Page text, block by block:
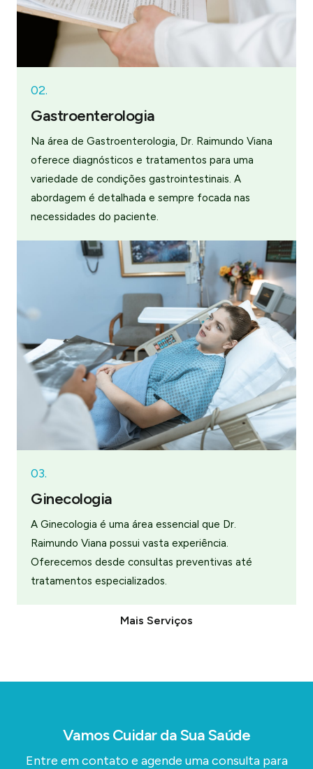
02.
Gastroenterologia
Na área de Gastroenterologia, Dr. Raimundo Viana
oferece diagnósticos e tratamentos para uma
variedade de condições gastrointestinais. A
abordagem é detalhada e sempre focada nas
necessidades do paciente.
03.
Ginecologia
A Ginecologia é uma área essencial que Dr.
Raimundo Viana possui vasta experiência.
Oferecemos desde consultas preventivas até
tratamentos especializados.
Mais Serviços
Vamos Cuidar da Sua Saúde
Entre em contato e agende uma consulta para